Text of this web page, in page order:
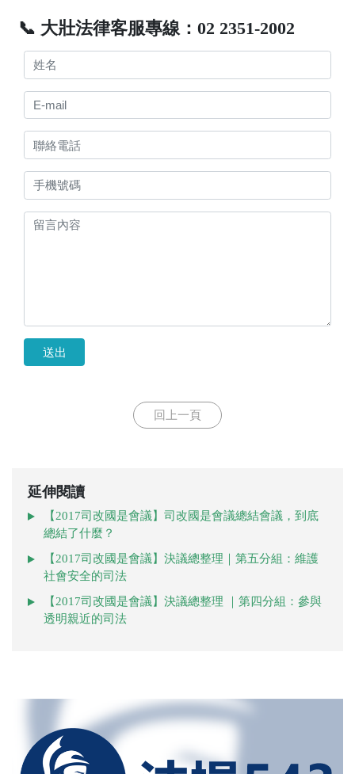
📞 大壯法律客服專線：02 2351-2002
送出
回上一頁
延伸閱讀
【2017司改國是會議】司改國是會議總結會議，到底
總結了什麼？
【2017司改國是會議】決議總整理｜第五分組：維護
社會安全的司法
【2017司改國是會議】決議總整理 ｜第四分組：參與
透明親近的司法